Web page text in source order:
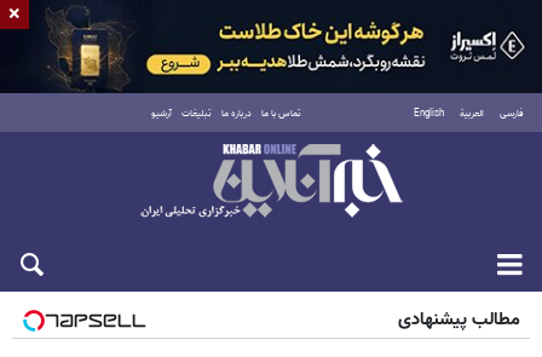
فارسی العربية English تماس با ما درباره ما تبلیغات آرشیو
جمعه ۱۶ مرداد ۱۴۰۵
مطالب پیشنهادی
×